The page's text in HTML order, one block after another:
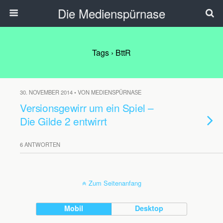
Die Medienspürnase
Tags › BttR
30. NOVEMBER 2014 • VON MEDIENSPÜRNASE
Versionsgewirr um ein Spiel –
Die Gilde 2 entwirrt
6 ANTWORTEN
Zum Seitenanfang
Mobil Desktop